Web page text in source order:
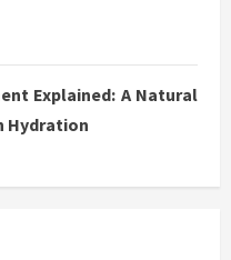
Explained: A Natural
Hydration